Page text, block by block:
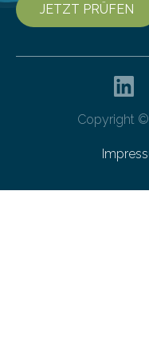
JETZT PRÜFEN
Copyright